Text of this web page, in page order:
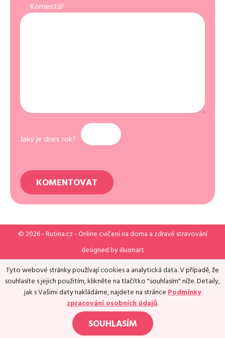
Komentář
Jaký je dnes rok?
© 2026 - Rutina.cz- Online cvičení na doma a zdravé stravování
designed byillusmart
Tyto webové stránky používají cookies a analytická data. V případě, že
souhlasíte s jejich použitím, klikněte na tlačítko "souhlasím" níže. Detaily,
jak s Vašimi daty nakládáme, najdete na stránce Podmínky
zpracování osobních údajů.